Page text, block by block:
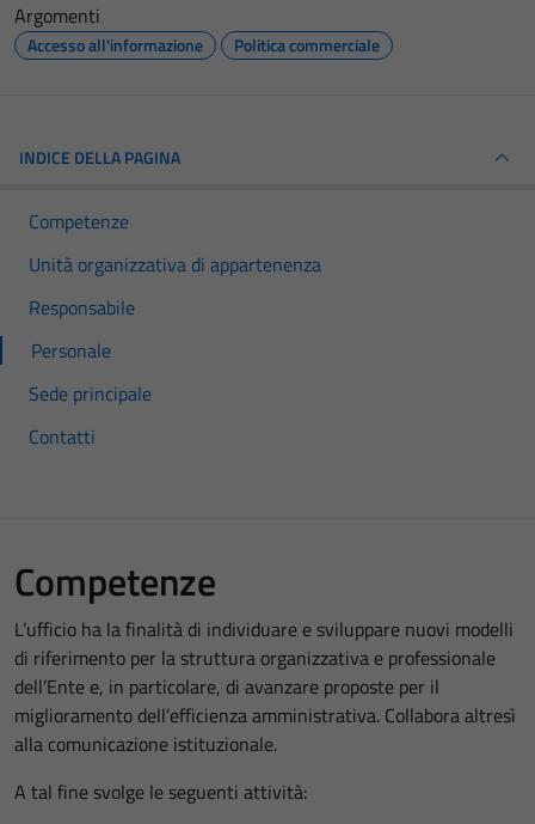
Argomenti
Accesso all'informazione Politica commerciale
INDICE DELLA PAGINA
Competenze
Unità organizzativa di appartenenza
Responsabile
Personale
Sede principale
Contatti
Competenze
L’ufficio ha la finalità di individuare e sviluppare nuovi modelli
di riferimento per la struttura organizzativa e professionale
dell’Ente e, in particolare, di avanzare proposte per il
miglioramento dell’efficienza amministrativa. Collabora altresì
alla comunicazione istituzionale.
A tal fine svolge le seguenti attività: